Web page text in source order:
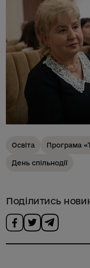
Освіта Програма
День спільнодії
Поділитись